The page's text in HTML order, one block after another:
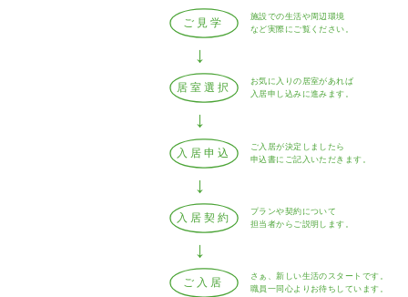
ご見学
施設での生活や周辺環境
など実際にご覧ください。
居室選択
お気に入りの居室があれば
入居申し込みに進みます。
入居申込
ご入居が決定しましたら
申込書にご記入いただきます。
入居契約
プランや契約について
担当者からご説明します。
ご入居
さぁ、新しい生活のスタートです。
職員一同心よりお待ちしています。